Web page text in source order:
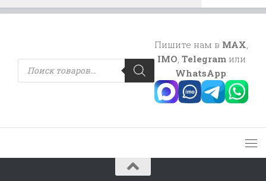
Поиск
товаров
Пишите нам в MAX
IMO Telegramили
WhatsApp: